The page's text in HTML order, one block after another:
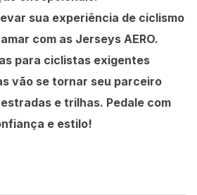
sua experiência de ciclismo
com as Jerseys AERO.
para ciclistas exigentes
vão se tornar seu parceiro
e trilhas. Pedale com
e estilo!